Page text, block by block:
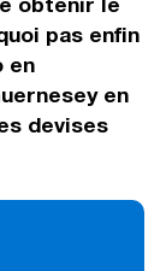
pas enfin
en
en
devises